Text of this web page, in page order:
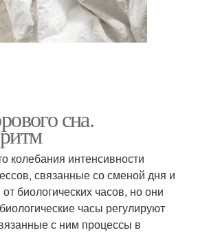
сна.
колебания интенсивности
связанные со сменой дня и
биологических часов, но они
часы регулируют
с ним процессы в